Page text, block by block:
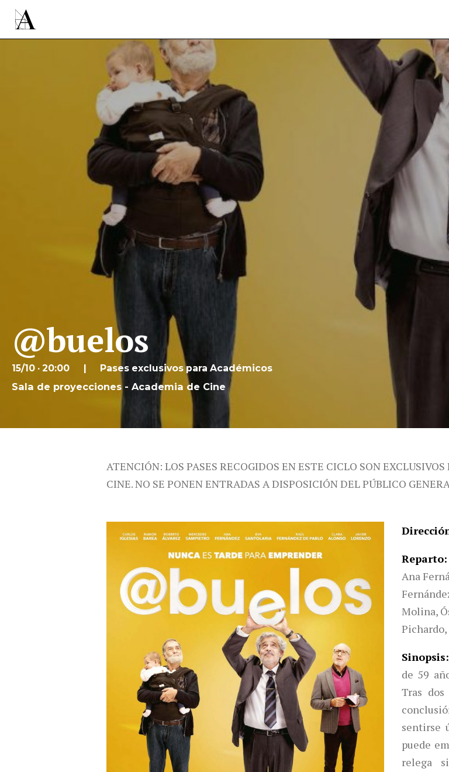
@buelos
15/10 · 20:00 Pases exclusivos para Académicos
Sala de proyecciones - Academia de Cine
ATENCIÓN: LOS PASES RECOGIDOS EN ESTE CICLO SON
CINE. NO SE PONEN ENTRADAS A DISPOSICIÓN DEL PÚBLICO
Reparto
Ana
Molina,
Sinopsis
de 59
Tras
sentirse
puede
relega